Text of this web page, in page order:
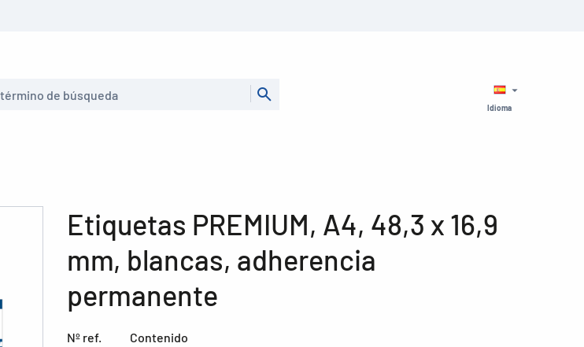
Idioma
Etiquetas PREMIUM, A4, 48,3 x 16,9
mm, blancas, adherencia
permanente
Nº ref.
Contenido